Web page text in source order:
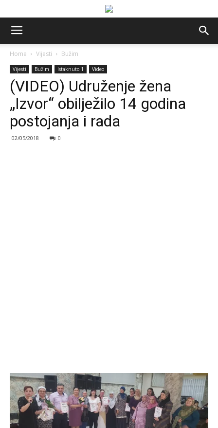
Home Vijesti Bužim
Vijesti Bužim Istaknuto 1 Video
(VIDEO) Udruženje žena
„Izvor“ obilježilo 14 godina
postojanja i rada
02/05/2018 0